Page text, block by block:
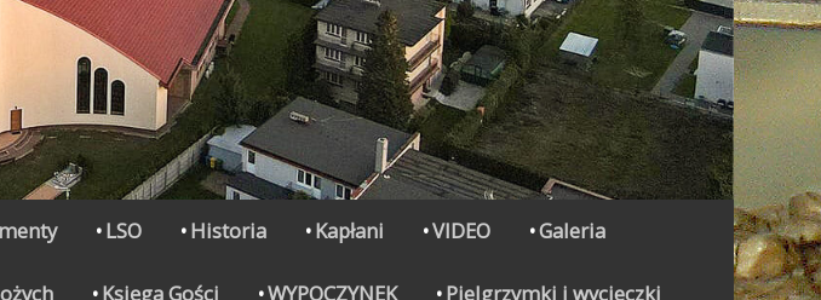
LSO Historia Kapłani VIDEO Galeria
Księga Gości WYPOCZYNEK Pielgrzymki i wycieczki